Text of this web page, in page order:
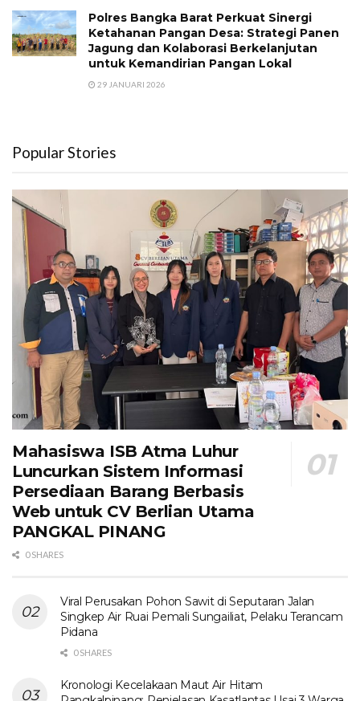
Polres Bangka Barat Perkuat Sinergi
Ketahanan Pangan Desa: Strategi Panen
Jagung dan Kolaborasi Berkelanjutan
untuk Kemandirian Pangan Lokal
29 JANUARI 2026
Popular Stories
Mahasiswa ISB Atma Luhur
Luncurkan Sistem Informasi
Persediaan Barang Berbasis
Web untuk CV Berlian Utama​
PANGKAL PINANG
0 SHARES
Viral Perusakan Pohon Sawit di Seputaran Jalan
Singkep Air Ruai Pemali Sungailiat, Pelaku Terancam
Pidana
0 SHARES
Kronologi Kecelakaan Maut Air Hitam